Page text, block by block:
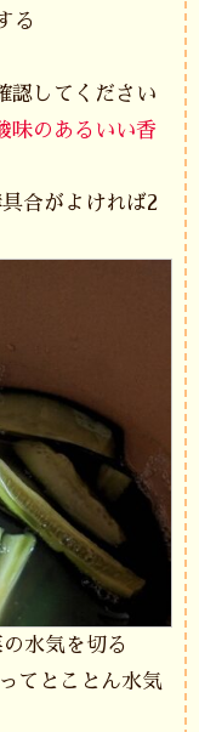
る
認してください
味のあるいい香
合がよければ2
水気を切る
てとことん水気